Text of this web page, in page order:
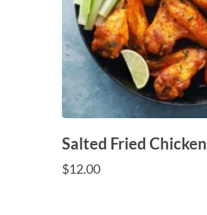
Salted Fried Chicken
$12.00